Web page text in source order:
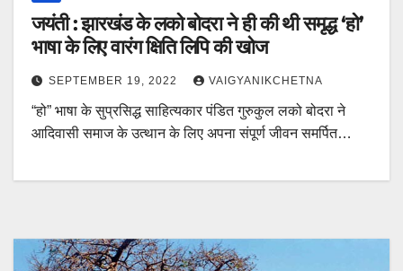
जयंती : झारखंड के लको बोदरा ने ही की थी समृद्ध ‘हो’
भाषा के लिए वारंग क्षिति लिपि की खोज
SEPTEMBER 19, 2022 VAIGYANIKCHETNA
“हो” भाषा के सुप्रसिद्ध साहित्यकार पंडित गुरुकुल लको बोदरा ने
आदिवासी समाज के उत्थान के लिए अपना संपूर्ण जीवन समर्पित…